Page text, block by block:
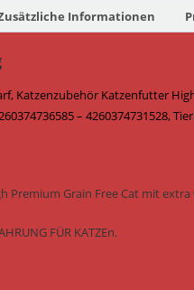
Informationen
Katzenzubehör Katzenfutter
– 4260374731528,
Premium Grain Free Cat mit
FÜR KATZEn.